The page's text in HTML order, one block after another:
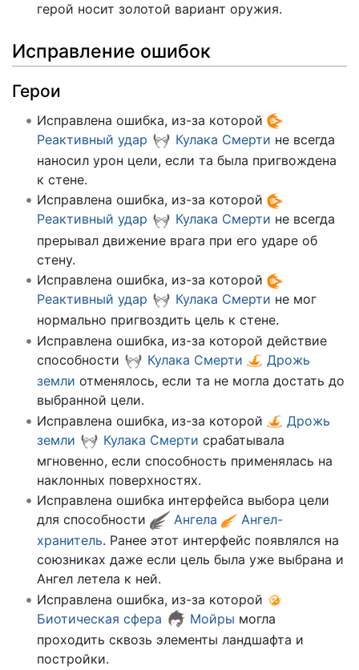
герой носит золотой вариант оружия.
Исправление ошибок
Герои
Исправлена ошибка, из-за которой
Реактивный удар
Кулака Смерти не всегда
наносил урон цели, если та была пригвождена
к стене.
Исправлена ошибка, из-за которой
Реактивный удар
Кулака Смерти не всегда
прерывал движение врага при его ударе об
стену.
Исправлена ошибка, из-за которой
Реактивный удар
Кулака Смерти не мог
нормально пригвоздить цель к стене.
Исправлена ошибка, из-за которой действие
способности
Кулака Смерти
Дрожь
земли отменялось, если та не могла достать до
выбранной цели.
Исправлена ошибка, из-за которой
Дрожь
земли
Кулака Смерти срабатывала
мгновенно, если способность применялась на
наклонных поверхностях.
Исправлена ошибка интерфейса выбора цели
для способности
Ангела
Ангел-
хранитель. Ранее этот интерфейс появлялся на
союзниках даже если цель была уже выбрана и
Ангел летела к ней.
Исправлена ошибка, из-за которой
Биотическая сфера
Мойры могла
проходить сквозь элементы ландшафта и
постройки.